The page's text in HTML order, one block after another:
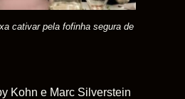
cativar pela fofinha segura de
Kohn e Marc Silverstein